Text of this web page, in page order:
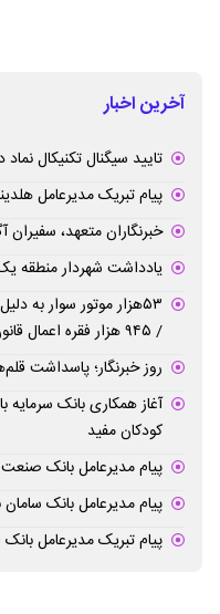
آخرین اخبار
تایید سیگنال تکنیکال
پیام تبریک مدیرعامل
خبرنگاران متعهد،
یادداشت شهردار منطقه
۵۳هزار موتور سوار به
/ ۹۴۵ هزار فقره اعمال قانون تخلفات موتورسواران در سال ۱۴۰۵
روز خبرنگار؛ پاسداشت
آغاز همکاری بانک سرمایه
کودکان مفید
پیام مدیرعامل بانک
پیام مدیرعامل بانک
پیام تبریک مدیرعامل بانک